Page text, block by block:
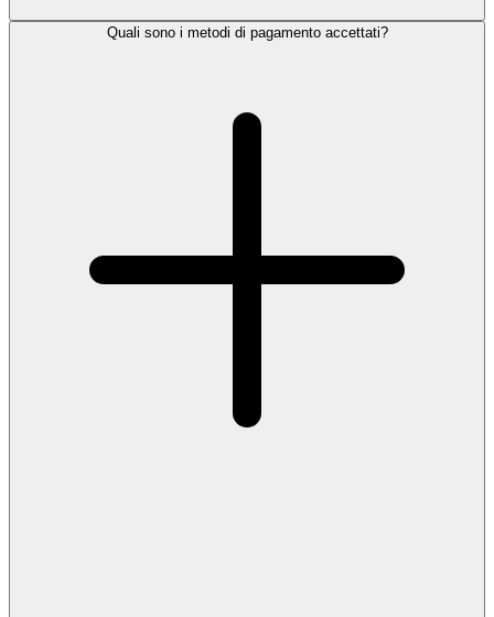
Quali sono i metodi di pagamento accettati?